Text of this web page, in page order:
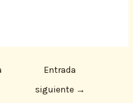
Entrada
siguiente →